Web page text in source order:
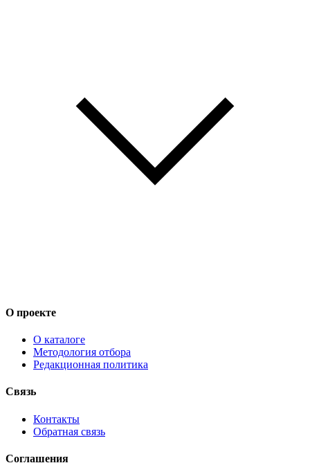
О проекте
О каталоге
Методология отбора
Редакционная политика
Связь
Контакты
Обратная связь
Соглашения